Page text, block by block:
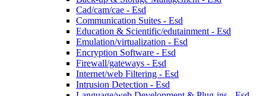
Cad/cam/cae - Esd
Communication Suites - Esd
Education & Scientific/edutainment - Esd
Emulation/virtualization - Esd
Encryption Software - Esd
Firewall/gateways - Esd
Internet/web Filtering - Esd
Intrusion Detection - Esd